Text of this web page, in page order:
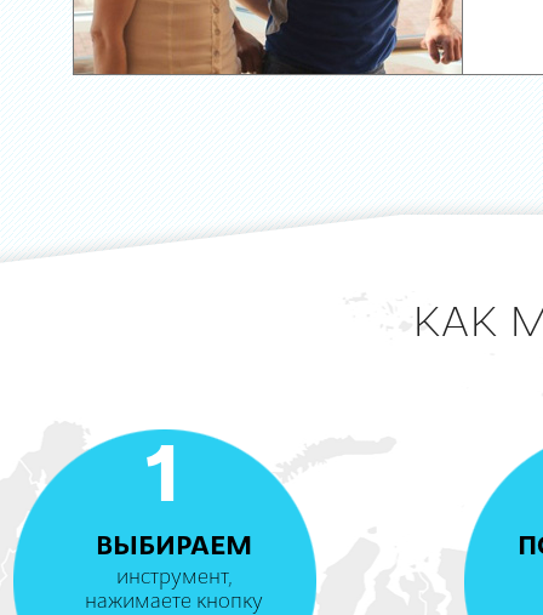
КАК
1
ВЫБИРАЕМ
инструмент,
нажимаете кнопку